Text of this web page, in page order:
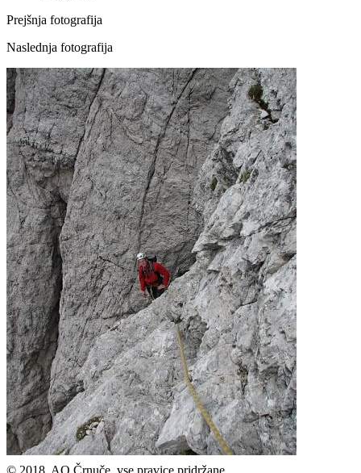
Prejšnja fotografija
Naslednja fotografija
© 2018, AO Črnuče, vse pravice pridržane.